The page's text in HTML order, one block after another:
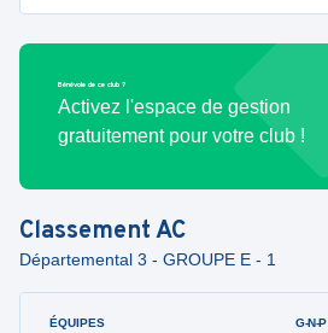
Bénévole de ce club ?
Activez l'espace de gestion
gratuitement pour votre club !
ClassementAC
Départemental 3 - GROUPE E - 1
ÉQUIPES G-N-P